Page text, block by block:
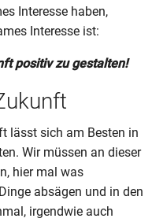
Interesse haben,
Interesse ist:
positiv zu gestalten!
lässt sich am Besten in
Wir müssen an dieser
hier mal was
absägen und in den
irgendwie auch